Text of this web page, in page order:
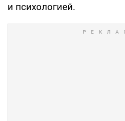
и психологией.